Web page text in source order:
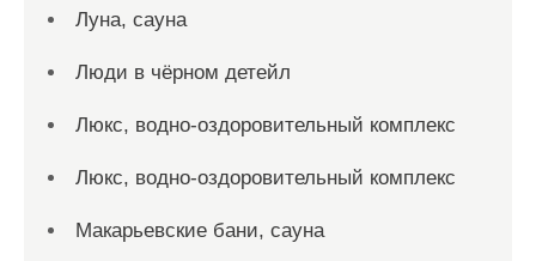
Луна, сауна
Люди в чёрном детейл
Люкс, водно-оздоровительный комплекс
Люкс, водно-оздоровительный комплекс
Макарьевские бани, сауна